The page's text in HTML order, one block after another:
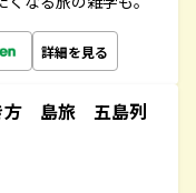
詳細を見る
方 島旅 五島列